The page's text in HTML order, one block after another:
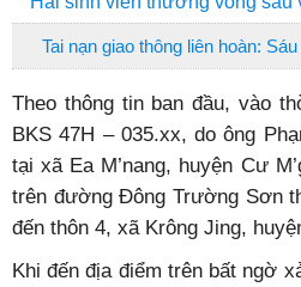
Tai nạn giao thông liên hoàn:
Theo thông tin ban đầu, vào
BKS 47H – 035.xx, do ông
tại xã Ea M’nang, huyện Cư
trên đường Đông Trường Sơn
đến thôn 4, xã Krông Jing,
Khi đến địa điểm trên bất ngờ